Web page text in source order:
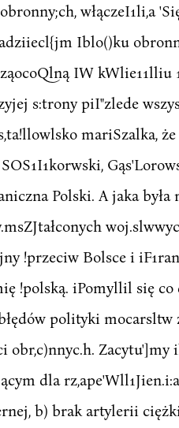
włączeI1li,a
Iblo()ku
IW kWlie11lliu
s:trony piI"zlede
mariSzalka,
Polski. A jaka
!przeciw Bolsce i
!polską. iPomyllil się
polityki mocarsltw
obr,c)nnyc.h. Zacytu']my
dla
b) brak artylerii